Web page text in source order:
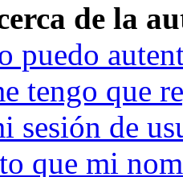
de la
puedo
tengo que
sesión de
que mi